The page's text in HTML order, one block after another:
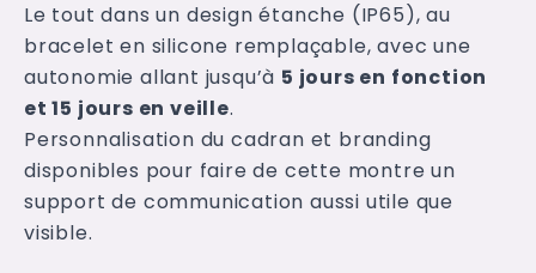
Le tout dans un design étanche (IP65), au
bracelet en silicone remplaçable, avec une
autonomie allant jusqu’à 5 jours en fonction
et 15 jours en veille.
Personnalisation du cadran et branding
disponibles pour faire de cette montre un
support de communication aussi utile que
visible.